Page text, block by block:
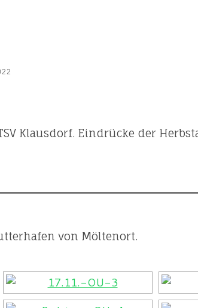
Klausdorf. Eindrücke der
von Möltenort.